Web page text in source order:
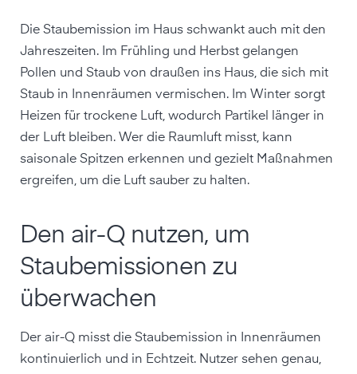
Die Staubemission im Haus schwankt auch mit den
Jahreszeiten. Im Frühling und Herbst gelangen
Pollen und Staub von draußen ins Haus, die sich mit
Staub in Innenräumen vermischen. Im Winter sorgt
Heizen für trockene Luft, wodurch Partikel länger in
der Luft bleiben. Wer die Raumluft misst, kann
saisonale Spitzen erkennen und gezielt Maßnahmen
ergreifen, um die Luft sauber zu halten.
Den air-Q nutzen, um
Staubemissionen zu
überwachen
Der air-Q misst die Staubemission in Innenräumen
kontinuierlich und in Echtzeit. Nutzer sehen genau,